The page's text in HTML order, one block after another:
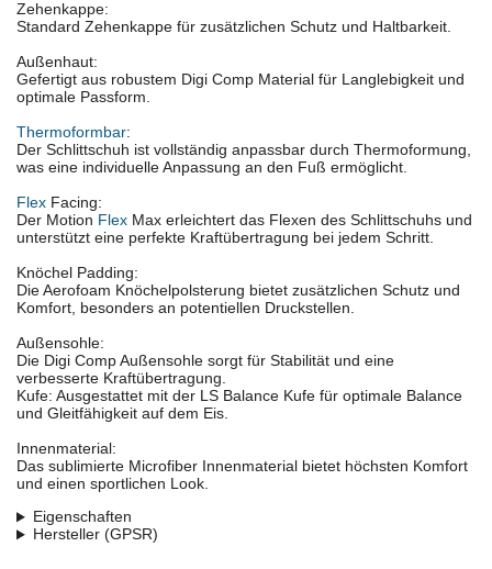
Zehenkappe:
Standard Zehenkappe für zusätzlichen Schutz und Haltbarkeit.
Außenhaut:
Gefertigt aus robustem Digi Comp Material für Langlebigkeit und
optimale Passform.
Thermoformbar:
Der Schlittschuh ist vollständig anpassbar durch Thermoformung,
was eine individuelle Anpassung an den Fuß ermöglicht.
Flex Facing:
Der Motion Flex Max erleichtert das Flexen des Schlittschuhs und
unterstützt eine perfekte Kraftübertragung bei jedem Schritt.
Knöchel Padding:
Die Aerofoam Knöchelpolsterung bietet zusätzlichen Schutz und
Komfort, besonders an potentiellen Druckstellen.
Außensohle:
Die Digi Comp Außensohle sorgt für Stabilität und eine
verbesserte Kraftübertragung.
Kufe: Ausgestattet mit der LS Balance Kufe für optimale Balance
und Gleitfähigkeit auf dem Eis.
Innenmaterial:
Das sublimierte Microfiber Innenmaterial bietet höchsten Komfort
und einen sportlichen Look.
Eigenschaften
Hersteller (GPSR)